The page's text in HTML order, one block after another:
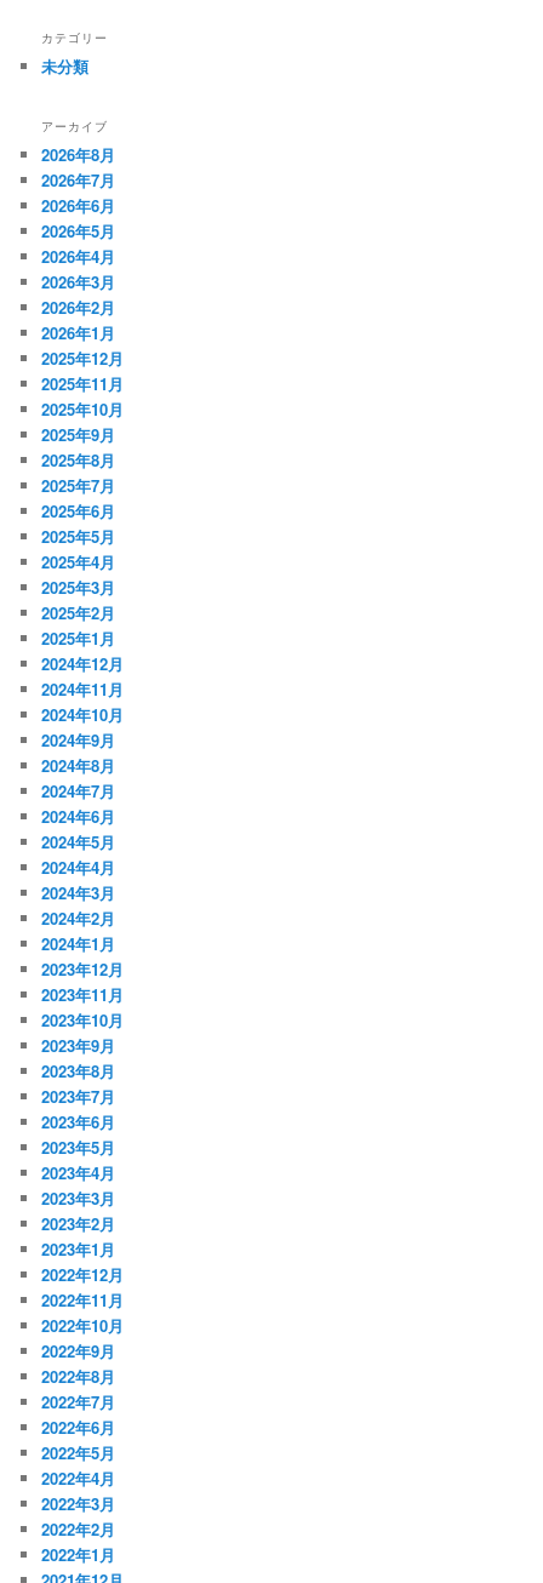
カテゴリー
未分類
アーカイブ
2026年8月
2026年7月
2026年6月
2026年5月
2026年4月
2026年3月
2026年2月
2026年1月
2025年12月
2025年11月
2025年10月
2025年9月
2025年8月
2025年7月
2025年6月
2025年5月
2025年4月
2025年3月
2025年2月
2025年1月
2024年12月
2024年11月
2024年10月
2024年9月
2024年8月
2024年7月
2024年6月
2024年5月
2024年4月
2024年3月
2024年2月
2024年1月
2023年12月
2023年11月
2023年10月
2023年9月
2023年8月
2023年7月
2023年6月
2023年5月
2023年4月
2023年3月
2023年2月
2023年1月
2022年12月
2022年11月
2022年10月
2022年9月
2022年8月
2022年7月
2022年6月
2022年5月
2022年4月
2022年3月
2022年2月
2022年1月